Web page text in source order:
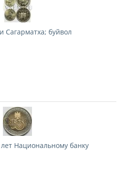
Сагарматха; буйвол
Национальному банку